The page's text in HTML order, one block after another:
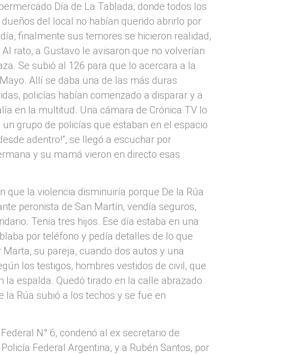
Día de La Tablada, donde todos los
del local no habían querido abrirlo por
finalmente sus temores se hicieron realidad,
rato, a Gustavo le avisaron que no volverían
Se subió al 126 para que lo acercara a la
Allí se daba una de las más duras
policías habían comenzado a disparar y a
en la multitud. Una cámara de Crónica TV lo
grupo de policías que estaban en el espacio
adentro!”, se llegó a escuchar por
y su mamá vieron en directo esas
que la violencia disminuiría porque De la Rúa
peronista de San Martín, vendía seguros,
Tenía tres hijos. Ese día estaba en una
por teléfono y pedía detalles de lo que
su pareja, cuando dos autos y una
los testigos, hombres vestidos de civil, que
espalda. Quedó tirado en la calle abrazado
Rúa subió a los techos y se fue en
N° 6, condenó al ex secretario de
Federal Argentina, y a Rubén Santos, por